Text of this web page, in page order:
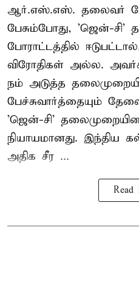
ஆர்.எஸ்.எஸ். தலைவர்
பேசும்போது, 'ஜென்-சி'
போராட்டத்தில்
விரோதிகள் அல்ல.
நம் அடுத்த
பேச்சுவார்த்தையும்
'ஜென்-சி'
நியாயமானது. இந்திய
அதிக சீர ...
Read